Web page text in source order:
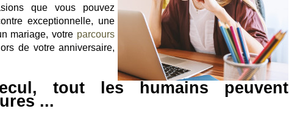
que vous pouvez
exceptionnelle, une
mariage, votre parcours
de votre anniversaire,
tout les humains peuvent
...